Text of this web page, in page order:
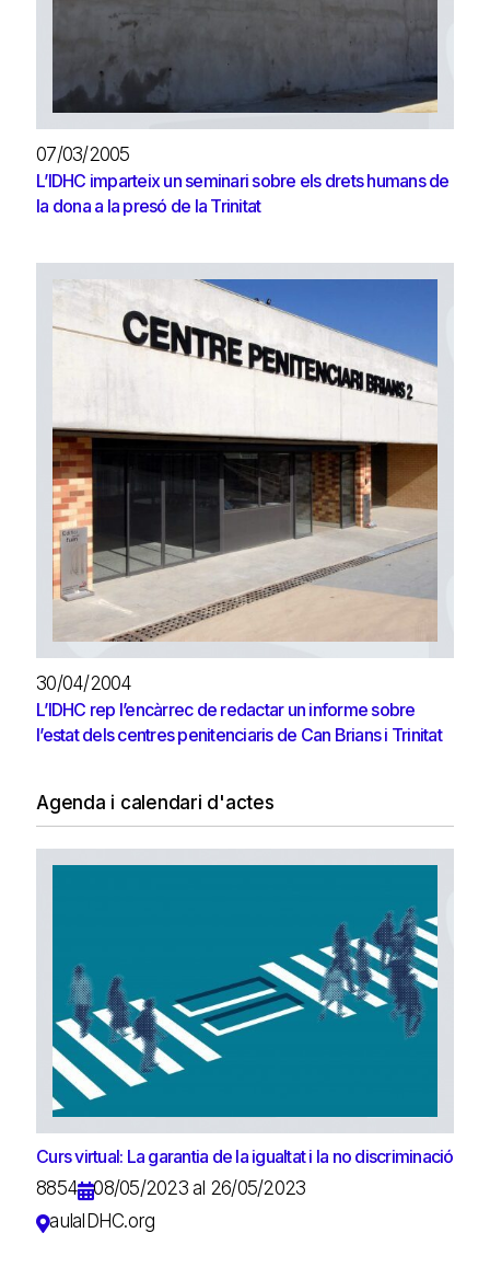
07/03/2005
L’IDHC imparteix un seminari sobre els drets humans de
la dona a la presó de la Trinitat
30/04/2004
L’IDHC rep l’encàrrec de redactar un informe sobre
l’estat dels centres penitenciaris de Can Brians i Trinitat
Agenda i calendari d'actes
Curs virtual: La garantia de la igualtat i la no discriminació
8854
08/05/2023 al 26/05/2023
aulaIDHC.org